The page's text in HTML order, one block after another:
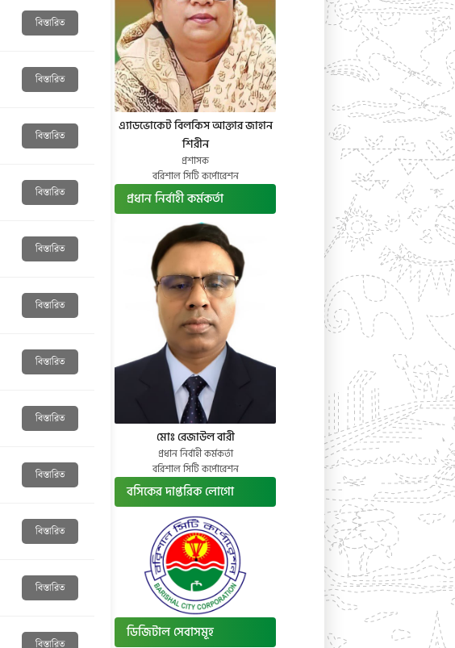
বিস্তারিত
বিস্তারিত
বিস্তারিত
বিস্তারিত
বিস্তারিত
বিস্তারিত
বিস্তারিত
বিস্তারিত
বিস্তারিত
বিস্তারিত
বিস্তারিত
বিস্তারিত
এ্যাডভোকেট বিলকিস আক্তার জাহান
শিরীন
প্রশাসক
বরিশাল সিটি কর্পোরেশন
প্রধান নির্বাহী কর্মকর্তা
মোঃ রেজাউল বারী
প্রধান নির্বাহী কর্মকর্তা
বরিশাল সিটি কর্পোরেশন
বসিকের দাপ্তরিক লোগো
ডিজিটাল সেবাসমূহ